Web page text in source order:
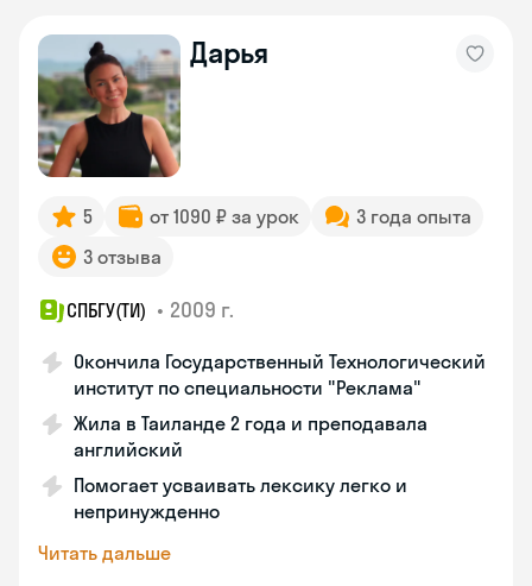
Дарья
5 от 1090 ₽ за урок
3 года опыта
3 отзыва
СПБГУ(ТИ) • 2009 г.
Окончила Государственный Технологический
институт по специальности "Реклама"
Жила в Таиланде 2 года и преподавала
английский
Помогает усваивать лексику легко и
непринужденно
Читать дальше